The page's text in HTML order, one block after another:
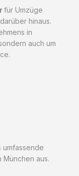
für Umzüge
hinaus.
in
auch um
umfassende
aus.